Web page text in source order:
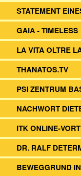
STATEMENT
GAIA - TIMELESS
LA VITA OLTRE
THANATOS.TV
PSI ZENTRUM
NACHWORT
ITK ONLINE-
DR. RALF
BEWEGGRUND